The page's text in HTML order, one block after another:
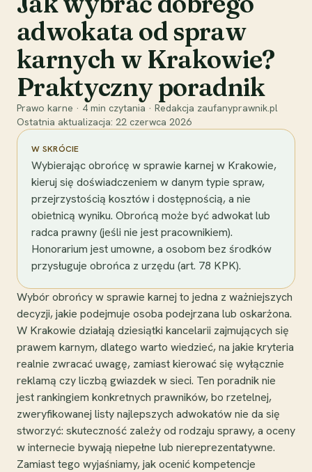
adwokata od spraw
karnych w Krakowie?
Praktyczny poradnik
Prawo karne · 4 min czytania · Redakcja zaufanyprawnik.pl
Ostatnia aktualizacja: 22 czerwca 2026
W SKRÓCIE
Wybierając obrońcę w sprawie karnej w Krakowie,
kieruj się doświadczeniem w danym typie spraw,
przejrzystością kosztów i dostępnością, a nie
obietnicą wyniku. Obrońcą może być adwokat lub
radca prawny (jeśli nie jest pracownikiem).
Honorarium jest umowne, a osobom bez środków
przysługuje obrońca z urzędu (art. 78 KPK).
Wybór obrońcy w sprawie karnej to jedna z ważniejszych
decyzji, jakie podejmuje osoba podejrzana lub oskarżona.
W Krakowie działają dziesiątki kancelarii zajmujących się
prawem karnym, dlatego warto wiedzieć, na jakie kryteria
realnie zwracać uwagę, zamiast kierować się wyłącznie
reklamą czy liczbą gwiazdek w sieci. Ten poradnik nie
jest rankingiem konkretnych prawników, bo rzetelnej,
zweryfikowanej listy najlepszych adwokatów nie da się
stworzyć: skuteczność zależy od rodzaju sprawy, a oceny
w internecie bywają niepełne lub niereprezentatywne.
Zamiast tego wyjaśniamy, jak ocenić kompetencje